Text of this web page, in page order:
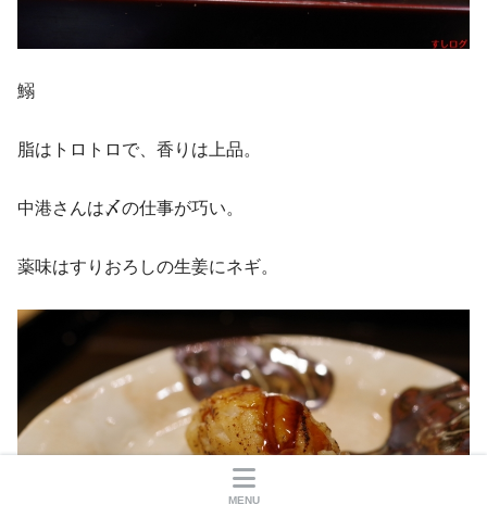
鰯
脂はトロトロで、香りは上品。
中港さんは〆の仕事が巧い。
薬味はすりおろしの生姜にネギ。
MENU